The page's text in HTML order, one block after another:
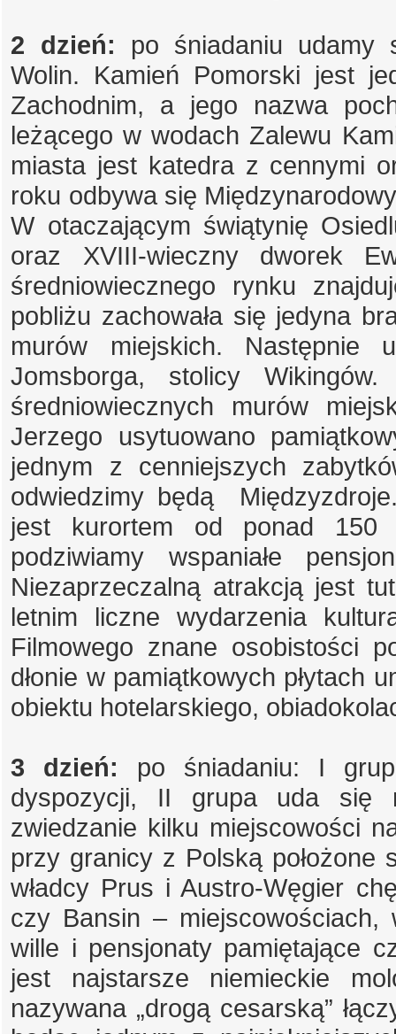
2 dzień: po śniadaniu udamy
Wolin. Kamień Pomorski jest
Zachodnim, a jego nazwa
leżącego w wodach Zalewu
miasta jest katedra z cennymi
roku odbywa się
W otaczającym świątynię
oraz XVIII-wieczny dworek
średniowiecznego rynku
pobliżu zachowała się jedyna
murów miejskich. Następnie
Jomsborga, stolicy
średniowiecznych murów
Jerzego usytuowano
jednym z cenniejszych
odwiedzimy będą
jest kurortem od ponad 150
podziwiamy wspaniałe
Niezaprzeczalną atrakcją jest
letnim liczne wydarzenia
Filmowego znane osobistości
dłonie w pamiątkowych płytach
obiektu hotelarskiego,
3 dzień:
po śniadaniu: I
dyspozycji, II grupa uda się
zwiedzanie kilku miejscowości
przy granicy z Polską położone
władcy Prus i Austro-Węgier
czy Bansin –
wille i pensjonaty pamiętające
jest najstarsze niemieckie
nazywana „drogą cesarską”